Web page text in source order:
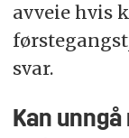
avveie hvis
svar.
Kan